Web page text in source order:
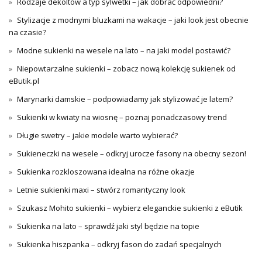
Stylizacje z modnymi bluzkami na wakacje – jaki look jest obecnie
na czasie?
Modne sukienki na wesele na lato – na jaki model postawić?
Niepowtarzalne sukienki – zobacz nową kolekcję sukienek od
eButik.pl
Marynarki damskie – podpowiadamy jak stylizować je latem?
Sukienki w kwiaty na wiosnę – poznaj ponadczasowy trend
Długie swetry – jakie modele warto wybierać?
Sukieneczki na wesele – odkryj urocze fasony na obecny sezon!
Sukienka rozkloszowana idealna na różne okazje
Letnie sukienki maxi – stwórz romantyczny look
Szukasz Mohito sukienki – wybierz eleganckie sukienki z eButik
Sukienka na lato – sprawdź jaki styl będzie na topie
Sukienka hiszpanka – odkryj fason do zadań specjalnych